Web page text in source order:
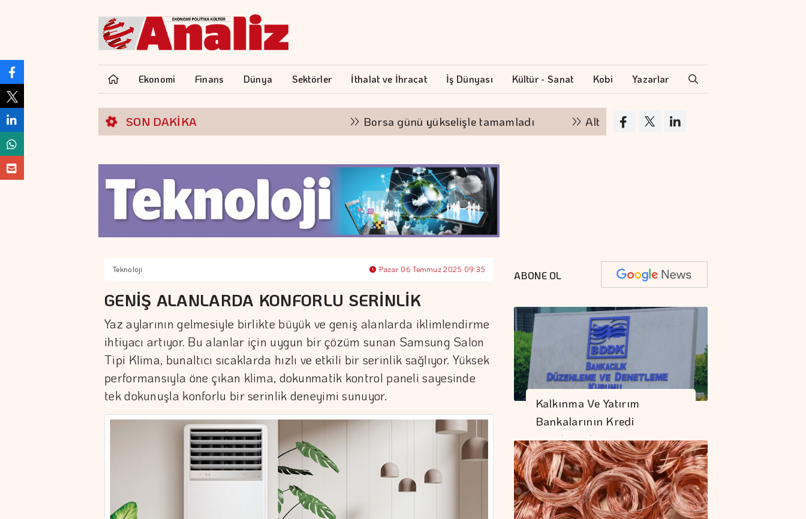
Ekonomi Finans Dünya Sektörler İthalat ve İhracat İş Dünyası Kültür - Sanat Kobi Yazarlar
SON DAKİKA Borsa günü yükselişle tamamladı Altının kilogram fiyatı 6 milyon 360 bin liraya
Teknoloji Pazar 06 Temmuz 2025 09:35
GENİŞ ALANLARDA KONFORLU SERİNLİK
Yaz aylarının gelmesiyle birlikte büyük ve geniş alanlarda iklimlendirme
ihtiyacı artıyor. Bu alanlar için uygun bir çözüm sunan Samsung Salon
Tipi Klima, bunaltıcı sıcaklarda hızlı ve etkili bir serinlik sağlıyor. Yüksek
performansıyla öne çıkan klima, dokunmatik kontrol paneli sayesinde
tek dokunuşla konforlu bir serinlik deneyimi sunuyor.
ABONE OL
Kalkınma Ve Yatırım
Bankalarının Kredi
Sınırlarında…